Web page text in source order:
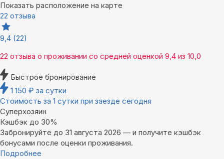
Показать расположение на карте
22 отзыва
9,4 (22)
22 отзыва о проживании со средней оценкой 9,4 из 10,0
Быстрое бронирование
1 150 ₽ за сутки
Стоимость за 1 сутки при заезде сегодня
Суперхозяин
Кэшбэк до 30%
Забронируйте до 31 августа 2026 — и получите кэшбэк
бонусами после оценки проживания.
Подробнее